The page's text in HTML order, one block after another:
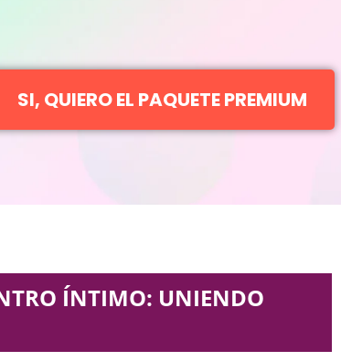
SI, QUIERO EL PAQUETE PREMIUM
ÍNTIMO: UNIENDO